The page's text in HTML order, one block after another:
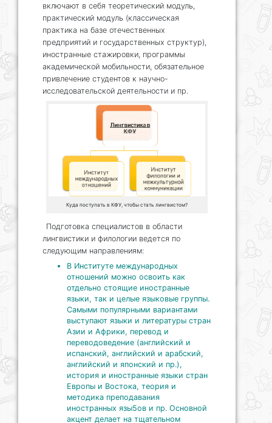
включают в себя теоретический модуль,
практический модуль (классическая
практика на базе отечественных
предприятий и государственных структур),
иностранные стажировки, программы
академической мобильности, обязательное
привлечение студентов к научно-
исследовательской деятельности и пр.
Куда поступать в КФУ, чтобы стать лингвистом?
Подготовка специалистов в области
лингвистики и филологии ведется по
следующим направлениям:
В Институте международных
отношений можно освоить как
отдельно стоящие иностранные
языки, так и целые языковые группы.
Самыми популярными вариантами
выступают языки и литературы стран
Азии и Африки, перевод и
переводоведение (английский и
испанский, английский и арабский,
английский и японский и пр.),
история и иностранные языки стран
Европы и Востока, теория и
методика преподавания
иностранных язы5ов и пр. Основной
акцент делает на тщательном